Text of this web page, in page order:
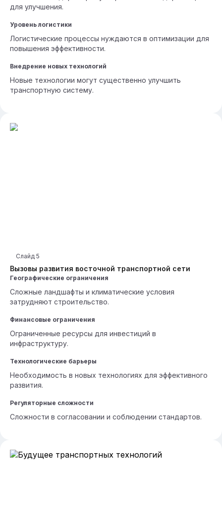
для улучшения.
Уровень логистики
Логистические процессы нуждаются в оптимизации для
повышения эффективности.
Внедрение новых технологий
Новые технологии могут существенно улучшить
транспортную систему.
Вызовы развития восточной транспортной сети
Слайд 5
Географические ограничения
Сложные ландшафты и климатические условия
затрудняют строительство.
Финансовые ограничения
Ограниченные ресурсы для инвестиций в
инфраструктуру.
Технологические барьеры
Необходимость в новых технологиях для эффективного
развития.
Регуляторные сложности
Сложности в согласовании и соблюдении стандартов.